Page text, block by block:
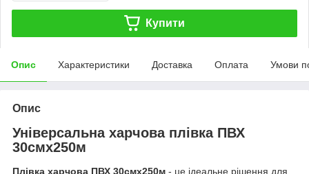
Купити
Опис Характеристики Доставка Оплата Умови
Опис
Універсальна харчова плівка ПВХ
30смх250м
Плівка харчова ПВХ 30смх250м - це ідеальне рішення для